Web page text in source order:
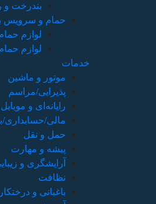
بندرخت و
حمام و سرویس
لوازم
لوازم
خدمات
موتور و ماشین
پذیرایی/مراسم
رایانه‌ای و موبایل
مالی/حسابداری/
حمل و نقل
پیشه و مهارت
آرایشگری و
نظافت
باغبانی و